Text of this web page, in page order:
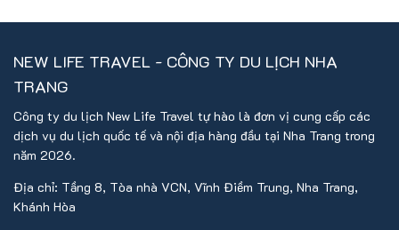
NEW LIFE TRAVEL - CÔNG TY DU LỊCH NHA
TRANG
Công ty du lịch New Life Travel tự hào là đơn vị cung cấp các
dịch vụ du lịch quốc tế và nội địa hàng đầu tại Nha Trang trong
năm 2026.
Địa chỉ: Tầng 8, Tòa nhà VCN, Vĩnh Điềm Trung, Nha Trang,
Khánh Hòa